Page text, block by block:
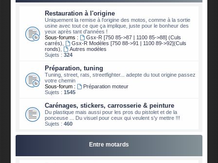
Restauration à l'origine
Uniquement la remise à l'origine des motos, comme à la sortie
usine avec tout ce que ça implique, juste pour le bonheur des
yeux après tant d'années !
Sous-forums :
Gsx-R [750 85->87 | 1100 85->88] (Culs
carrés)
Gsx-R Modèles [750 88->91 | 1100 89->92](Culs
ronds)
Autres modèles
Sujets :324
Préparation, tuning
Tuning, street, rats, streetfighter... adepte du tout origine passez
votre chemin
Sous-forum :
Préparation moteur
Sujets :1545
Carénages, stickers, carrosserie & peinture
Du plastique mais aussi pour les pros du pistolet et de la
ponceuse ... Du visuel pour ceux qui veulent s'y mettre !!!
Sujets :460
Entre motards